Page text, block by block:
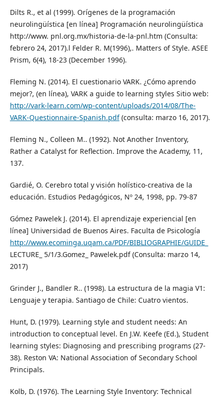
Dilts R., et al (1999). Orígenes de la programación
neurolingüística [en línea] Programación neurolingüística
http://www. pnl.org.mx/historia-de-la-pnl.htm (Consulta:
febrero 24, 2017).l Felder R. M(1996),. Matters of Style. ASEE
Prism, 6(4), 18-23 (December 1996).
Fleming N. (2014). El cuestionario VARK. ¿Cómo aprendo
mejor?, (en línea), VARK a guide to learning styles Sitio web:
http://vark-learn.com/wp-content/uploads/2014/08/The-
VARK-Questionnaire-Spanish.pdf(consulta: marzo 16, 2017).
Fleming N., Colleen M.. (1992). Not Another Inventory,
Rather a Catalyst for Reflection. Improve the Academy, 11,
137.
Gardié, O. Cerebro total y visión holístico-creativa de la
educación. Estudios Pedagógicos, Nº 24, 1998, pp. 79-87
Gómez Pawelek J. (2014). El aprendizaje experiencial [en
línea] Universidad de Buenos Aires. Faculta de Psicología
http://www.ecominga.uqam.ca/PDF/BIBLIOGRAPHIE/GUIDE_
LECTURE_ 5/1/3.Gomez_ Pawelek.pdf (Consulta: marzo 14,
2017)
Grinder J., Bandler R.. (1998). La estructura de la magia V1:
Lenguaje y terapia. Santiago de Chile: Cuatro vientos.
Hunt, D. (1979). Learning style and student needs: An
introduction to conceptual level. En J.W. Keefe (Ed.), Student
learning styles: Diagnosing and prescribing programs (27-
38). Reston VA: National Association of Secondary School
Principals.
Kolb, D. (1976). The Learning Style Inventory: Technical